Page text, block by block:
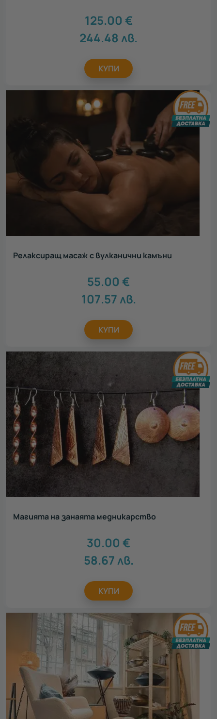
125.00 €
244.48 лв.
КУПИ
Релаксиращ масаж с вулканични камъни
55.00 €
107.57лв.
КУПИ
Магията на занаята медникарство
30.00 €
58.67лв.
КУПИ